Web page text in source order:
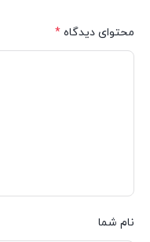
محتوای دیدگاه *
نام شما